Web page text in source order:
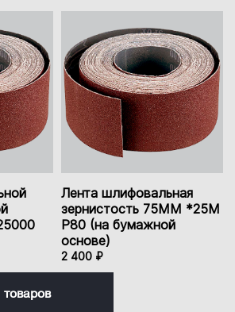
Лента шлифовальная
зернистость 75ММ *25М
P80 (на бумажной
основе)
2 400 ₽